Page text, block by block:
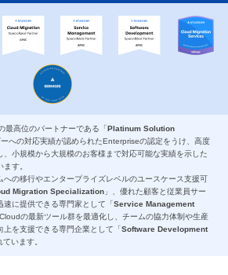
最高位のパートナーである「 Platinum Solution
への対応実績が認められたEnterpriseの認定をうけ、高度
、小規模から大規模のお客様まで対応可能な実績を示した
す。
の移行やエンタープライズレベルのユースケース支援可
Migration Specialization 」、優れた顧客と従業員サー
速に提供できる専門家として「Service Management
の最新ツール群を最適化し、チームの協力体制や生産
上を支援できる専門企業として「Software Development
います。